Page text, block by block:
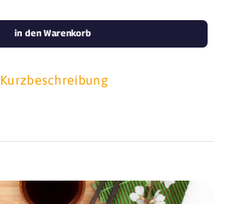
Kurzbeschreibung
in den Warenkorb